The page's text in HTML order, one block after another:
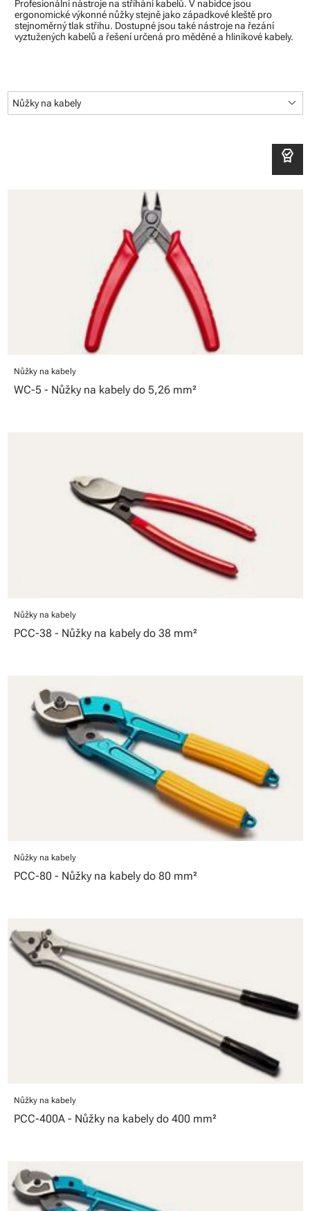
Profesionální nástroje na stříhání kabelů. V nabídce jsou
ergonomické výkonné nůžky stejně jako západkové kleště pro
stejnoměrný tlak střihu. Dostupné jsou také nástroje na řezání
vyztužených kabelů a řešení určená pro měděné a hliníkové kabely.
Nůžky na kabely keyboard_arrow_down
editor_choice
Nůžky na kabely
WC-5 - Nůžky na kabely do 5,26 mm²
Nůžky na kabely
PCC-38 - Nůžky na kabely do 38 mm²
Nůžky na kabely
PCC-80 - Nůžky na kabely do 80 mm²
Nůžky na kabely
PCC-400A - Nůžky na kabely do 400 mm²